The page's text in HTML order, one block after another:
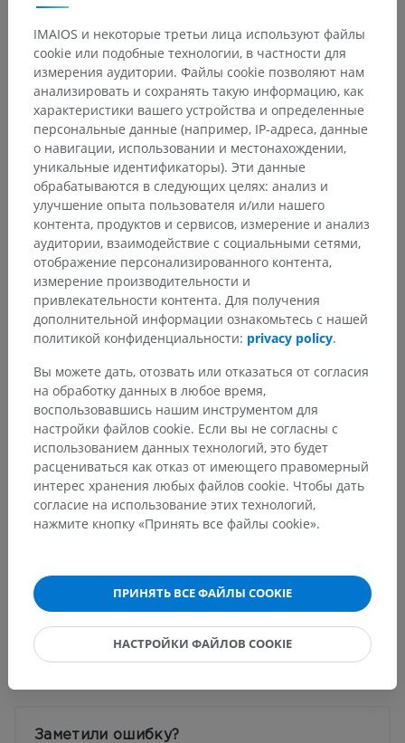
Анатомическая иерархия
Анатомия человека 2
Человеческое тело> Systemata visceralia>
Дыхательная система>
Трахеобронхиальное дерево> Бронхи
Cartilagines bronchales
Основные структуры:Нет анатомических терминов,
относящихся к этой части тела
животных
Переводы
Заметили ошибку?
IMAIOS и некоторые третьи лица используют файлы
cookie или подобные технологии, в частности для
измерения аудитории. Файлы cookie позволяют нам
анализировать и сохранять такую информацию, как
характеристики вашего устройства и определенные
персональные данные (например, IP-адреса, данные
о навигации, использовании и местонахождении,
уникальные идентификаторы). Эти данные
обрабатываются в следующих целях: анализ и
улучшение опыта пользователя и/или нашего
контента, продуктов и сервисов, измерение и анализ
аудитории, взаимодействие с социальными сетями,
отображение персонализированного контента,
измерение производительности и
привлекательности контента. Для получения
дополнительной информации ознакомьтесь с нашей
политикой конфиденциальности: privacy policy.
Вы можете дать, отозвать или отказаться от согласия
на обработку данных в любое время,
воспользовавшись нашим инструментом для
настройки файлов cookie. Если вы не согласны с
использованием данных технологий, это будет
расцениваться как отказ от имеющего правомерный
интерес хранения любых файлов cookie. Чтобы дать
согласие на использование этих технологий,
нажмите кнопку «Принять все файлы cookie».
ПРИНЯТЬ ВСЕ ФАЙЛЫ COOKIE
НАСТРОЙКИ ФАЙЛОВ COOKIE